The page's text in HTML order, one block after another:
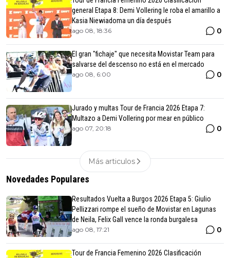
general Etapa 8: Demi Vollering le roba el amarillo a
Kasia Niewiadoma un día después
ago 08, 18:36 0
El gran "fichaje" que necesita Movistar Team para
salvarse del descenso no está en el mercado
ago 08, 6:00 0
Jurado y multas Tour de Francia 2026 Etapa 7:
Multazo a Demi Vollering por mear en público
ago 07, 20:18 0
Más articulos
Novedades Populares
Resultados Vuelta a Burgos 2026 Etapa 5: Giulio
Pellizzari rompe el sueño de Movistar en Lagunas
de Neila, Felix Gall vence la ronda burgalesa
ago 08, 17:21 0
Tour de Francia Femenino 2026 Clasificación